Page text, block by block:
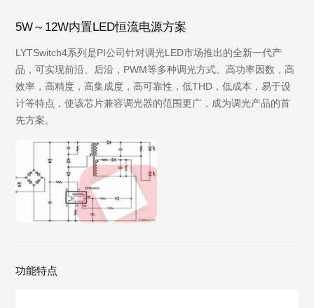
5W～12W内置LED恒流电源方案
LYTSwitch4系列是PI公司针对调光LED市场推出的全新一代产
品，可实现前沿、后沿，PWM等多种调光方式。高功率因数，高
效率，高精度，高集成度，高可靠性，低THD，低成本，易于设
计等特点，使该芯片兼容调光器的范围更广，成为调光产品的首
先方案。
功能特点